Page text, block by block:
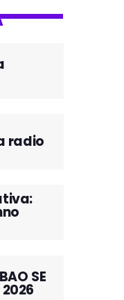
radio
SE
2026